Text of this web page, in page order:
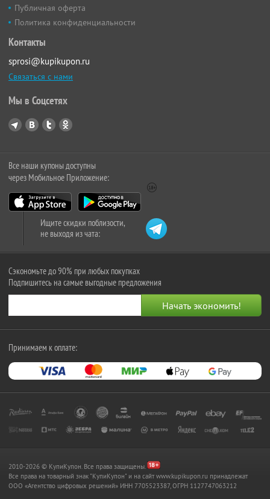
Публичная оферта
Политика конфиденциальности
Контакты
sprosi@kupikupon.ru
Связаться с нами
Мы в Соцсетях
Все наши купоны доступны
через Мобильное Приложение:
Ищите скидки поблизости,
не выходя из чата:
Сэкономьте до 90% при любых покупках
Подпишитесь на самые выгодные предложения
Принимаем к оплате:
2010-2026 © КупиКупон. Все права защищены.
Все права на товарный знак "КупиКупон" и на сайт www.kupikupon.ru принадлежат
OOO «Агентство цифровых решений» ИНН 7705523387, ОГРН 1127747063212